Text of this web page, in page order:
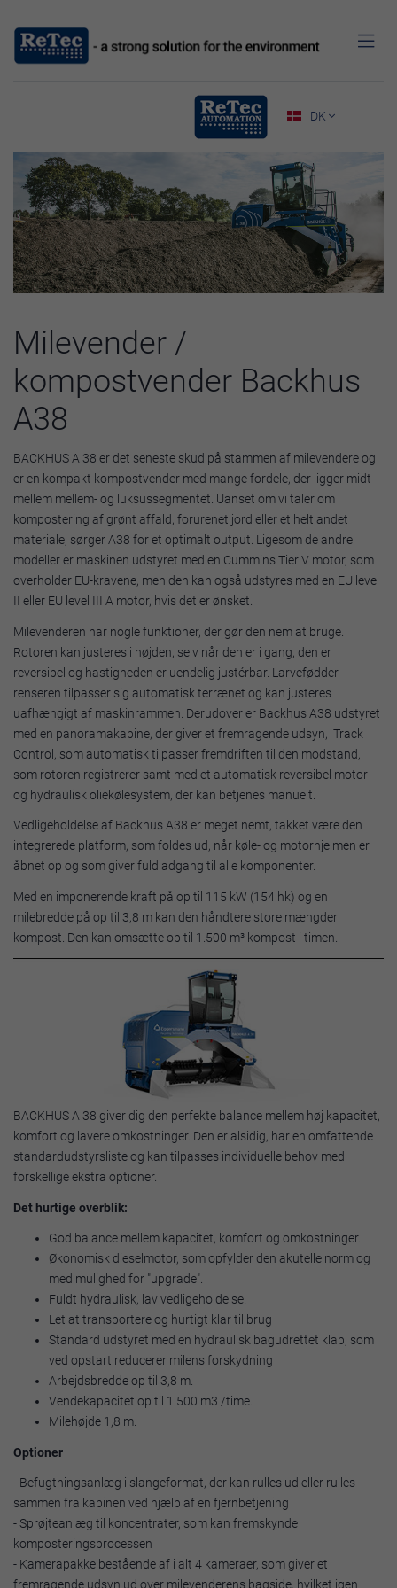

DK 
Milevender /
kompostvender Backhus
A38
BACKHUS A 38 er det seneste skud på stammen af milevendere og
er en kompakt kompostvender med mange fordele, der ligger midt
mellem mellem- og luksussegmentet. Uanset om vi taler om
kompostering af grønt affald, forurenet jord eller et helt andet
materiale, sørger A38 for et optimalt output. Ligesom de andre
modeller er maskinen udstyret med en Cummins Tier V motor, som
overholder EU-kravene, men den kan også udstyres med en EU level
II eller EU level III A motor, hvis det er ønsket.
Milevenderen har nogle funktioner, der gør den nem at bruge.
Rotoren kan justeres i højden, selv når den er i gang, den er
reversibel og hastigheden er uendelig justérbar. Larvefødder-
renseren tilpasser sig automatisk terrænet og kan justeres
uafhængigt af maskinrammen. Derudover er Backhus A38 udstyret
med en panoramakabine, der giver et fremragende udsyn, Track
Control, som automatisk tilpasser fremdriften til den modstand,
som rotoren registrerer samt med et automatisk reversibel motor-
og hydraulisk oliekølesystem, der kan betjenes manuelt.
Vedligeholdelse af Backhus A38 er meget nemt, takket være den
integrerede platform, som foldes ud, når køle- og motorhjelmen er
åbnet op og som giver fuld adgang til alle komponenter.
Med en imponerende kraft på op til 115 kW (154 hk) og en
milebredde på op til 3,8 m kan den håndtere store mængder
kompost. Den kan omsætte op til 1.500 m³ kompost i timen.
BACKHUS A 38 giver dig den perfekte balance mellem høj kapacitet,
komfort og lavere omkostninger. Den er alsidig, har en omfattende
standardudstyrsliste og kan tilpasses individuelle behov med
forskellige ekstra optioner.
Det hurtige overblik:
God balance mellem kapacitet, komfort og omkostninger.
Økonomisk dieselmotor, som opfylder den akutelle norm og
med mulighed for "upgrade".
Fuldt hydraulisk, lav vedligeholdelse.
Let at transportere og hurtigt klar til brug
Standard udstyret med en hydraulisk bagudrettet klap, som
ved opstart reducerer milens forskydning
Arbejdsbredde op til 3,8 m.
Vendekapacitet op til 1.500 m3 /time.
Milehøjde 1,8 m.
Optioner
- Befugtningsanlæg i slangeformat, der kan rulles ud eller rulles
sammen fra kabinen ved hjælp af en fjernbetjening
- Sprøjteanlæg til koncentrater, som kan fremskynde
komposteringsprocessen
- Kamerapakke bestående af i alt 4 kameraer, som giver et
fremragende udsyn ud over milevenderens bagside, hvilket igen